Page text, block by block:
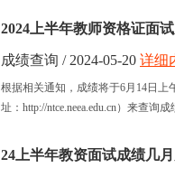
2024上半年教师资格证面
成绩查询 / 2024-05-20
根据相关通知，成绩将于6月14日上
址：http://ntce.neea.edu.cn）来查询成
详细
24上半年教资面试成绩几